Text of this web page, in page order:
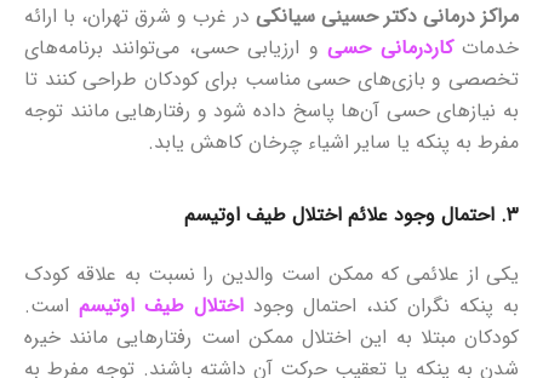
مراکز درمانی دکتر حسینی سیانکی در غرب و شرق تهران، با ارائه
خدماتکاردرمانی حسیو ارزیابی حسی، می‌توانند برنامه‌های
تخصصی و بازی‌های حسی مناسب برای کودکان طراحی کنند تا
به نیازهای حسی آن‌ها پاسخ داده شود و رفتارهایی مانند توجه
مفرط به پنکه یا سایر اشیاء چرخان کاهش یابد.
۳. احتمال وجود علائم اختلال طیف اوتیسم
یکی از علائمی که ممکن است والدین را نسبت به علاقه کودک
به پنکه نگران کند، احتمال وجود اختلال طیف اوتیسم است.
کودکان مبتلا به این اختلال ممکن است رفتارهایی مانند خیره
شدن به پنکه یا تعقیب حرکت آن داشته باشند. توجه مفرط به